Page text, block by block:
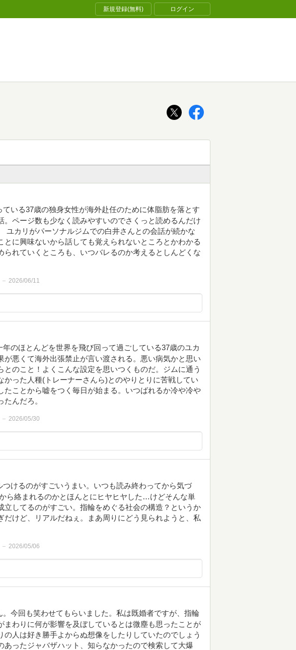
新規登録(無料) ログイン
いる37歳の独身女性が海外赴任のために体脂肪を落とす
。ページ数も少なく読みやすいのでさくっと読めるんだけ
カリがパーソナルジムでの白井さんとの会話が続かな
とに興味ないから話しても覚えられないところとかわかる
られていくところも、いつバレるのか考えるとしんどくな
2026/06/11
のほとんどを世界を飛び回って過ごしている37歳のユカ
が悪くて海外出張禁止が言い渡される。悪い病気かと思い
とのこと！よくこんな設定を思いつくものだ。ジムに通う
かった人種(トレーナーさんら)とのやりとりに苦戦してい
たことから嘘をつく毎日が始まる。いつばれるか冷や冷や
んだろ。
2026/05/30
けるのがすごいうまい。いつも読み終わってから気づ
ら絡まれるのかとほんとにヒヤヒヤした…けどそんな単
立してるのがすごい。指輪をめぐる社会の構造？というか
だけど、リアルだねぇ。まあ周りにどう見られようと、私
2026/05/06
。今回も笑わせてもらいました。私は既婚者ですが、指輪
まわりに何が影響を及ぼしているとは微塵も思ったことが
の人は好き勝手よからぬ想像をしたりしていたのでしょう
あったジャバザハット、知らなかったので検索して大爆